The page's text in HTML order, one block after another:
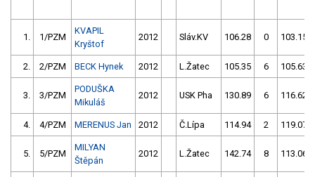
1. 1/PZM
KVAPIL
Kryštof
2012 Sláv.KV 106.28 0 103.15
2. 2/PZM BECK Hynek 2012 L.Žatec 105.35 6 105.63
3. 3/PZM
PODUŠKA
Mikuláš
2012 USK Pha 130.89 6 116.62
4. 4/PZM MERENUS Jan 2012 Č.Lípa 114.94 2 119.07
5. 5/PZM
MILYAN
Štěpán
2012 L.Žatec 142.74 8 113.06